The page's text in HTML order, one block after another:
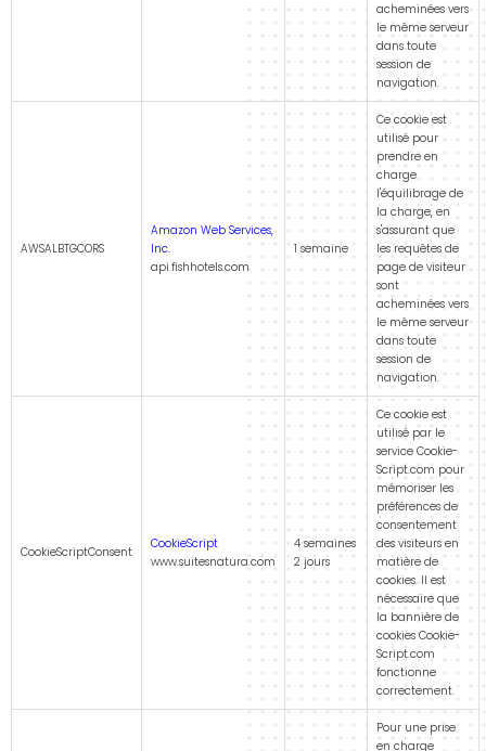
acheminées vers
le même serveur
dans toute
session de
navigation.
AWSALBTGCORS
Amazon Web Services,
Inc.
api.fishhotels.com
1 semaine
Ce cookie est
utilisé pour
prendre en
charge
l'équilibrage de
la charge, en
s'assurant que
les requêtes de
page de visiteur
sont
acheminées vers
le même serveur
dans toute
session de
navigation.
CookieScriptConsent
CookieScript
www.suitesnatura.com
4 semaines
2 jours
Ce cookie est
utilisé par le
service Cookie-
Script.com pour
mémoriser les
préférences de
consentement
des visiteurs en
matière de
cookies. Il est
nécessaire que
la bannière de
cookies Cookie-
Script.com
fonctionne
correctement.
Pour une prise
en charge